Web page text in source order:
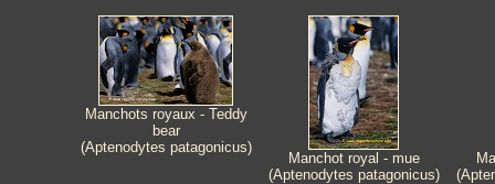
Manchots royaux - Teddy
bear
(Aptenodytes patagonicus)
Manchot royal - mue
(Aptenodytes patagonicus)